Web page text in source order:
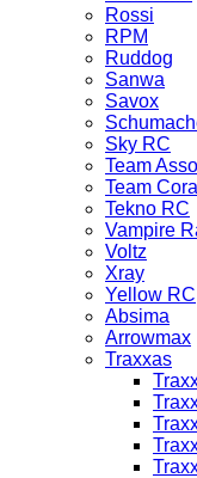
Rossi
RPM
Ruddog
Sanwa
Savox
Sky RC
Team
Team
Tekno RC
Vampire
Voltz
Xray
Yellow RC
Absima
Arrowmax
Traxxas